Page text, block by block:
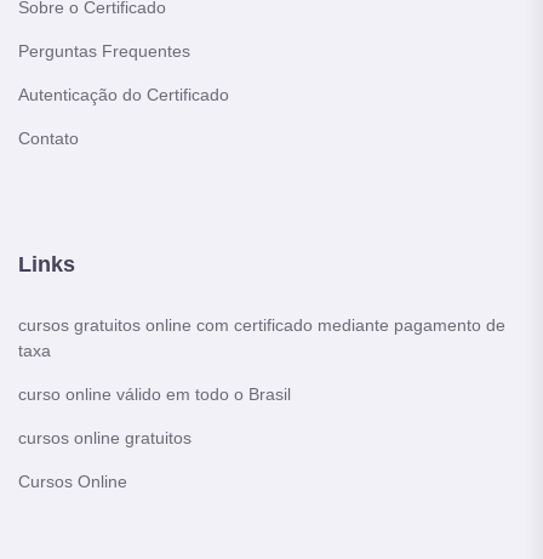
Sobre o Certificado
Perguntas Frequentes
Autenticação do Certificado
Contato
Links
cursos gratuitos online com certificado mediante pagamento de
taxa
curso online válido em todo o Brasil
cursos online gratuitos
Cursos Online